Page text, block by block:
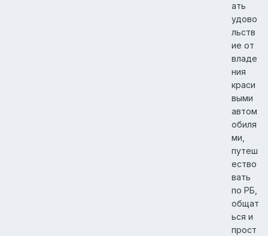
ать
удово
льств
ие от
владе
ния
краси
выми
автом
обиля
ми,
путеш
ество
вать
по РБ,
общат
ься и
прост